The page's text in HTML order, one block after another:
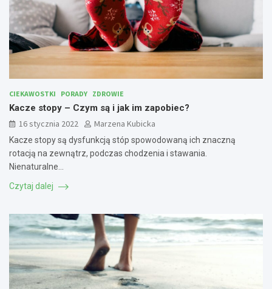
CIEKAWOSTKI PORADY ZDROWIE
Kacze stopy – Czym są i jak im zapobiec?
16 stycznia 2022
Marzena Kubicka
Kacze stopy są dysfunkcją stóp spowodowaną ich znaczną
rotacją na zewnątrz, podczas chodzenia i stawania.
Nienaturalne…
Czytaj dalej